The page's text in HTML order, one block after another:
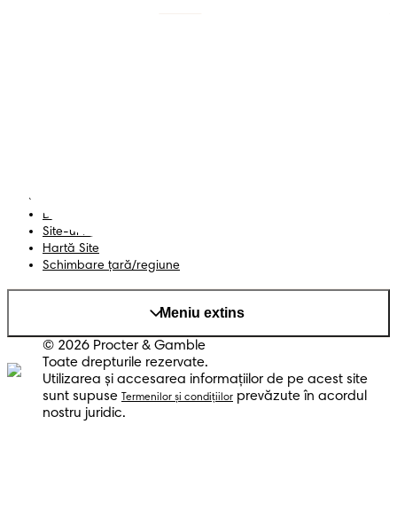
Datele Mele
Site-ul PG
Hartă Site
Schimbare ţară/regiune
Meniu extins
© 2026 Procter & Gamble
Toate drepturile rezervate.
Utilizarea şi accesarea informaţiilor de pe acest site
sunt supuse
Termenilor şi condiţiilor prevăzute în acordul
nostru juridic.